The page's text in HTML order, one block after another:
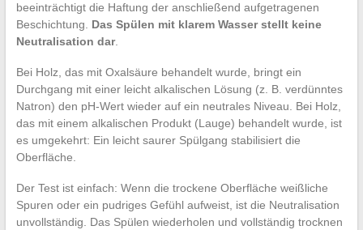
beeinträchtigt die Haftung der anschließend aufgetragenen
Beschichtung. Das Spülen mit klarem Wasser stellt keine
Neutralisation dar.
Bei Holz, das mit Oxalsäure behandelt wurde, bringt ein
Durchgang mit einer leicht alkalischen Lösung (z. B. verdünntes
Natron) den pH-Wert wieder auf ein neutrales Niveau. Bei Holz,
das mit einem alkalischen Produkt (Lauge) behandelt wurde, ist
es umgekehrt: Ein leicht saurer Spülgang stabilisiert die
Oberfläche.
Der Test ist einfach: Wenn die trockene Oberfläche weißliche
Spuren oder ein pudriges Gefühl aufweist, ist die Neutralisation
unvollständig. Das Spülen wiederholen und vollständig trocknen